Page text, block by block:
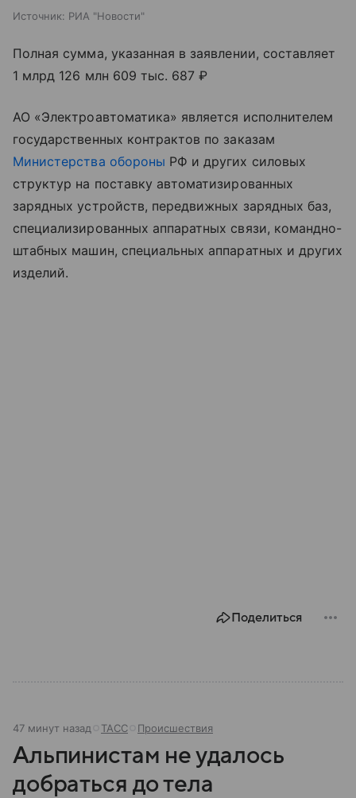
Источник: РИА "Новости"
Полная сумма, указанная в заявлении, составляет
1 млрд 126 млн 609 тыс. 687 ₽
АО «Электроавтоматика» является исполнителем
государственных контрактов по заказам
Министерства обороны РФ и других силовых
структур на поставку автоматизированных
зарядных устройств, передвижных зарядных баз,
специализированных аппаратных связи, командно-
штабных машин, специальных аппаратных и других
изделий.
Поделиться
47 минут назад ТАСС Происшествия
Альпинистам не удалось
добраться до тела